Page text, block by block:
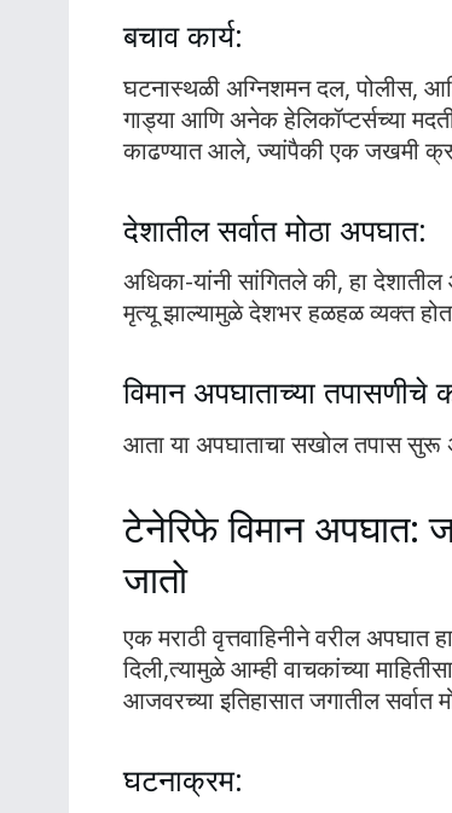
बचाव कार्य:
घटनास्थळी अग्निशमन दल, पोलीस,
गाड्या आणि अनेक हेलिकॉप्टर्सच्या
काढण्यात आले, ज्यांपैकी एक जखमी
देशातील सर्वात मोठा अपघात:
अधिका-यांनी सांगितले की, हा
मृत्यू झाल्यामुळे देशभर हळहळ व्यक्त
विमान अपघाताच्या तपासणीचे
आता या अपघाताचा सखोल तपास सुरू
टेनेरिफे विमान अपघात:
जातो
एक मराठी वृत्तवाहिनीने वरील अपघात
दिली,त्यामुळे आम्ही वाचकांच्या
आजवरच्या इतिहासात जगातील सर्वात
घटनाक्रम: